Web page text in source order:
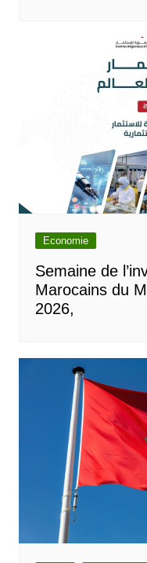
Economie
Semaine de
Marocains du
2026,